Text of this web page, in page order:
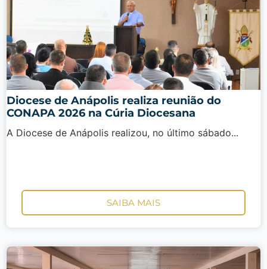
Diocese de Anápolis realiza reunião do
CONAPA 2026 na Cúria Diocesana
A Diocese de Anápolis realizou, no último sábado...
SAIBA MAIS